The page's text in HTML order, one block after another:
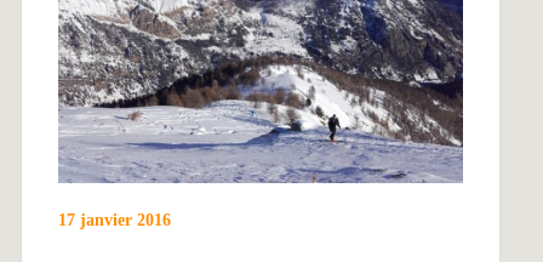
17 janvier 2016